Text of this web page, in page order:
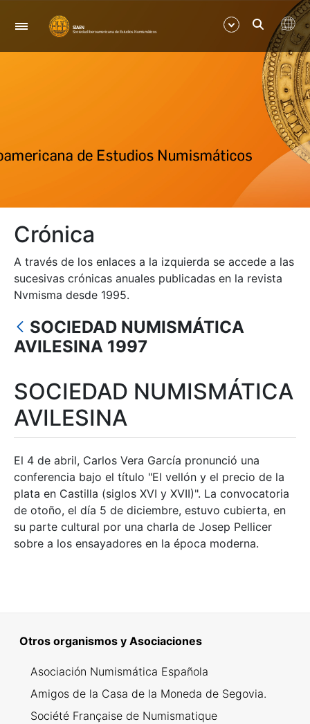
Navegación
Mostrar/Ocultar
Mostrar/Ocultar
Crónica
A través de los enlaces a la izquierda se accede a las
sucesivas crónicas anuales publicadas en la revista
Nvmisma desde 1995.
SOCIEDAD NUMISMÁTICA
AVILESINA 1997
SOCIEDAD NUMISMÁTICA
AVILESINA
El 4 de abril, Carlos Vera García pronunció una
conferencia bajo el título "El vellón y el precio de la
plata en Castilla (siglos XVI y XVII)". La convocatoria
de otoño, el día 5 de diciembre, estuvo cubierta, en
su parte cultural por una charla de Josep Pellicer
sobre a los ensayadores en la época moderna.
Otros organismos y Asociaciones
Asociación Numismática Española
Amigos de la Casa de la Moneda de Segovia.
Société Française de Numismatique